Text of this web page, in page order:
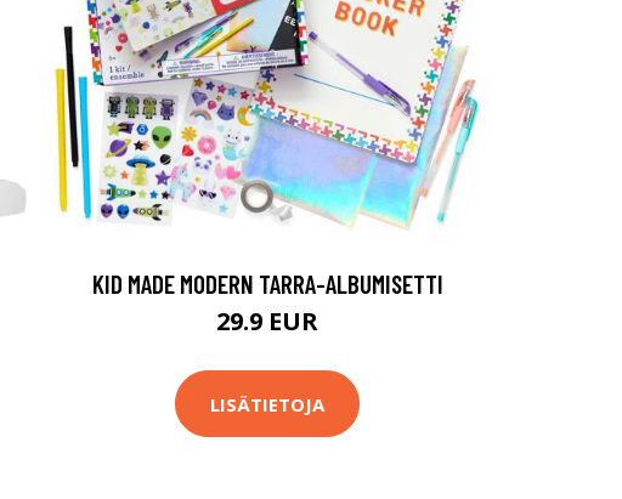
KID MADE MODERN TARRA-ALBUMISETTI
29.9 EUR
LISÄTIETOJA